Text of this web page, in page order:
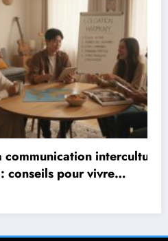
interculturelle en
pour vivre